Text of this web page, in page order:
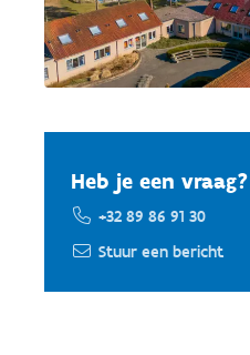
Heb je een
+32 89 86 91 30
Stuur een bericht